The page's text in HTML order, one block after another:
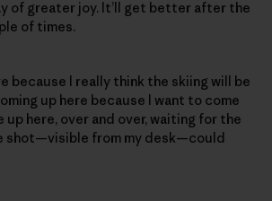
of greater joy. It’ll get better after the
of times.
because I really think the skiing will be
up here because I want to come
up here, over and over, waiting for the
shot—visible from my desk—could